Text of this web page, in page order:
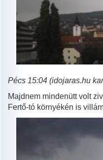
Pécs 15:04 (idojaras.hu
Majdnem mindenütt volt
Fertő-tó környékén is